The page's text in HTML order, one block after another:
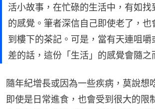
活小故事，在忙碌的生活中，有如找
的感覺。筆者深信自己即使老了，也
到樓下的茶記。可是，當有天連咀嚼
差的話，這份「生活」的感覺會隨之
隨年紀增長或因為一些疾病，莫說想
即使是日常進食，也會受到很大的限